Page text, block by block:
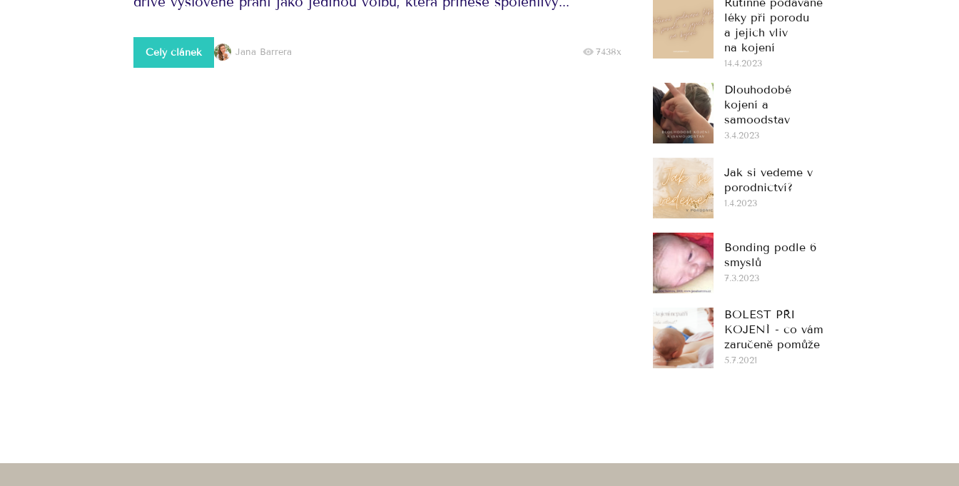
Celý článek Jana Barrera 7438x
léky při porodu
a jejich vliv
na kojení
14.4.2023
Dlouhodobé
kojení a
samoodstav
3.4.2023
Jak si vedeme v
porodnictví?
1.4.2023
Bonding podle 6
smyslů
7.3.2023
BOLEST PŘI
KOJENÍ - co vám
zaručeně pomůže
5.7.2021